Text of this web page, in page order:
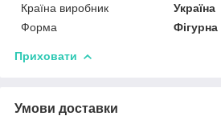
Країна виробник
Україна
Форма
Фігурна
Приховати
Умови доставки